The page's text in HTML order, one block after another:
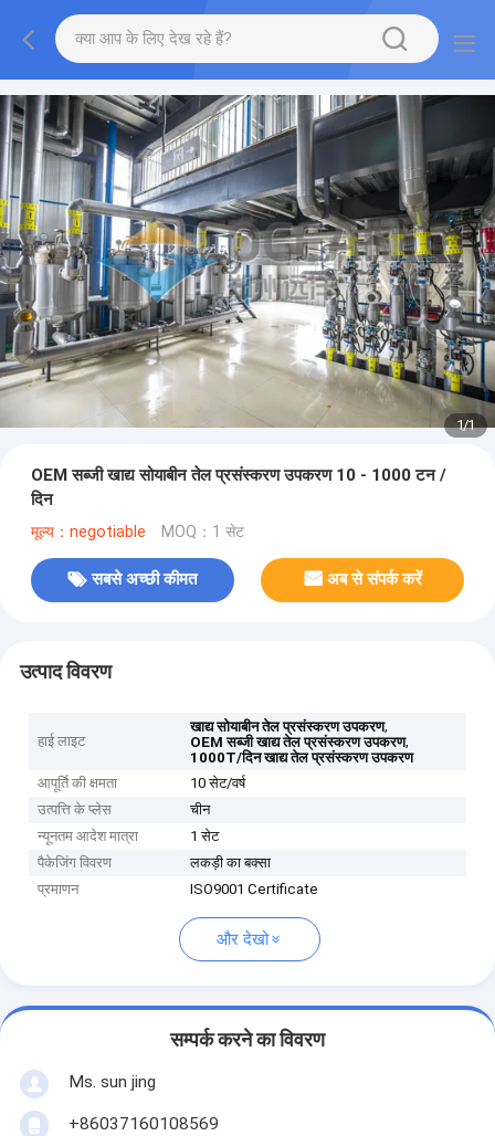
1/1
OEM सब्जी खाद्य सोयाबीन तेल प्रसंस्करण उपकरण 10 - 1000 टन /
दिन
मूल्य：negotiable MOQ：1 सेट
सबसे अच्छी कीमत अब से संपर्क करें
उत्पाद विवरण
हाई लाइट
खाद्य सोयाबीन तेल प्रसंस्करण उपकरण,
OEM सब्जी खाद्य तेल प्रसंस्करण उपकरण,
1000T/दिन खाद्य तेल प्रसंस्करण उपकरण
आपूर्ति की क्षमता
10 सेट/वर्ष
उत्पत्ति के प्लेस
चीन
न्यूनतम आदेश मात्रा
1 सेट
पैकेजिंग विवरण
लकड़ी का बक्सा
प्रमाणन
ISO9001 Certificate
और देखो
सम्पर्क करने का विवरण
Ms. sun jing
+86037160108569